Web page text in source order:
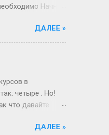
Начнём
здоровье
Но это всё
«Ты должна
Да, для
ДАЛЕЕ »
в
четыре . Но!
что давайте
после школы.
ДАЛЕЕ »